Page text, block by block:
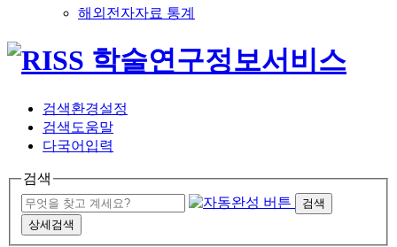
해외전자자료 통계
검색환경설정
검색도움말
다국어입력
검색
검색
상세검색